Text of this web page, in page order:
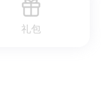
礼包